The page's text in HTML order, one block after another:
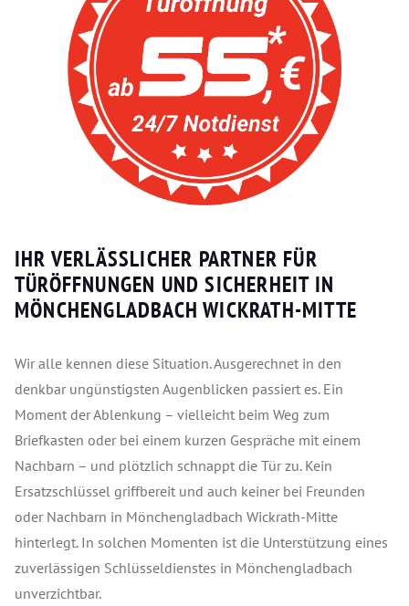
IHR VERLÄSSLICHER PARTNER FÜR
TÜRÖFFNUNGEN UND SICHERHEIT IN
MÖNCHENGLADBACH WICKRATH-MITTE
Wir alle kennen diese Situation. Ausgerechnet in den
denkbar ungünstigsten Augenblicken passiert es. Ein
Moment der Ablenkung – vielleicht beim Weg zum
Briefkasten oder bei einem kurzen Gespräche mit einem
Nachbarn – und plötzlich schnappt die Tür zu. Kein
Ersatzschlüssel griffbereit und auch keiner bei Freunden
oder Nachbarn in Mönchengladbach Wickrath-Mitte
hinterlegt. In solchen Momenten ist die Unterstützung eines
zuverlässigen Schlüsseldienstes in Mönchengladbach
unverzichtbar.